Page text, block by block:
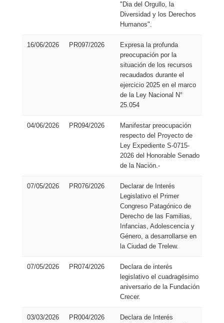
"Dia del Orgullo, la
Diversidad y los Derechos
Humanos".
16/06/2026 PR097/2026
Expresa la profunda
preocupación por la
situación de los recursos
recaudados durante el
ejercicio 2025 en el marco
de la Ley Nacional N°
25.054
04/06/2026 PR094/2026
Manifestar preocupación
respecto del Proyecto de
Ley Expediente S-0715-
2026 del Honorable Senado
de la Nación.-
07/05/2026 PR076/2026
Declarar de Interés
Legislativo el Primer
Congreso Patagónico de
Derecho de las Familias,
Infancias, Adolescencia y
Género, a desarrollarse en
la Ciudad de Trelew.
07/05/2026 PR074/2026
Declara de interés
legislativo el cuadragésimo
aniversario de la Fundación
Crecer.
03/03/2026 PR004/2026
Declara de Interés